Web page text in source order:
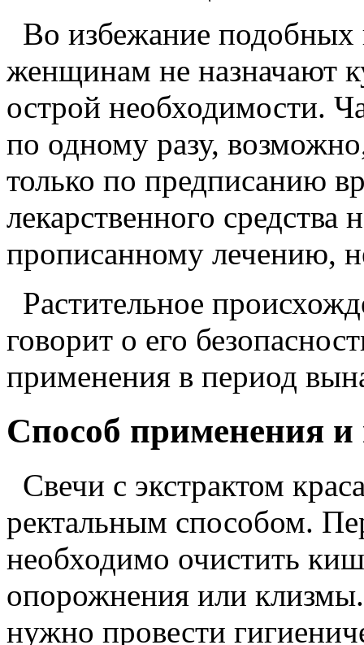
Во избежание
женщинам не назначают
острой необходимости.
по одному разу,
только по предписанию
лекарственного средства
прописанному лечению,
Растительное
говорит о его
применения в период
Способ применения и
Свечи с экстрактом
ректальным способом.
необходимо очистить
опорожнения или
нужно провести